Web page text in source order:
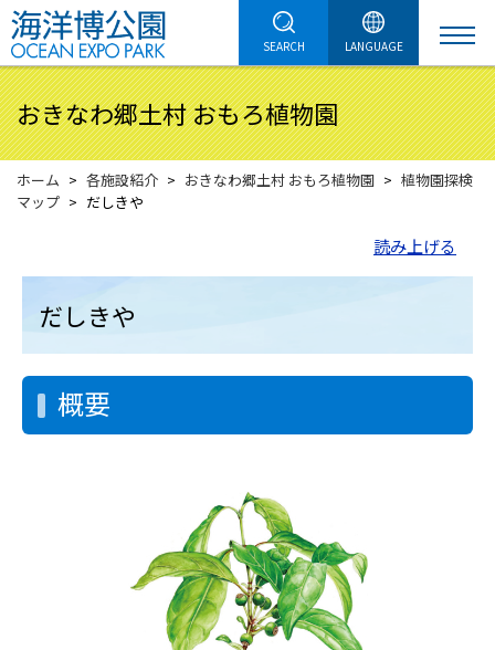
SEARCH LANGUAGE
おきなわ郷土村 おもろ植物園
ホーム 各施設紹介 おきなわ郷土村 おもろ植物園
植物園探検
マップ
だしきや
読み上げる
だしきや
概要